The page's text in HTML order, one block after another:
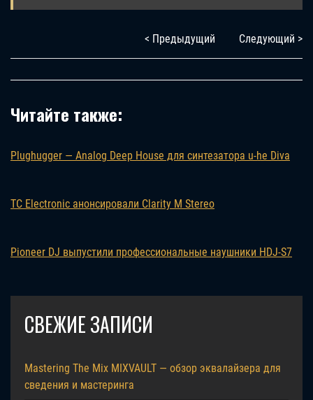
< Предыдущий Следующий >
Читайте также:
Plughugger — Analog Deep House для синтезатора u-he Diva
TC Electronic анонсировали Clarity M Stereo
Pioneer DJ выпустили профессиональные наушники HDJ-S7
СВЕЖИЕ ЗАПИСИ
Mastering The Mix MIXVAULT — обзор эквалайзера для
сведения и мастеринга